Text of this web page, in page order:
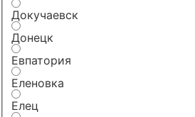
Докучаевск
Донецк
Евпатория
Еленовка
Елец